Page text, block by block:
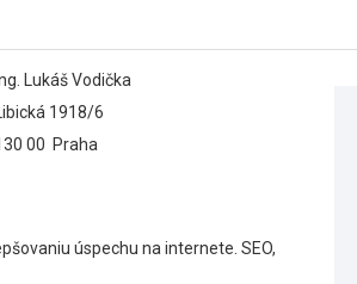
Lukáš Vodička
Libická 1918/6
00 Praha
úspechu na internete. SEO,